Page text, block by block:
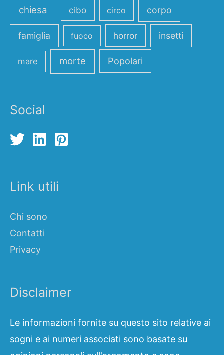
chiesa cibo circo corpo
famiglia fuoco horror insetti
mare morte Popolari
Social
Link utili
Chi sono
Contatti
Privacy
Disclaimer
Le informazioni fornite su questo sito relative ai
sogni e ai numeri associati sono basate su